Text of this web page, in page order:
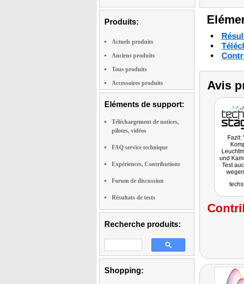
Produits:
Actuels produits
Anciens produits
Tous produits
Accessoires produits
Eléments de support:
Téléchargement de notices,
pilotes, vidéos
FAQ service technique
Expériences, Contributions
Forum de discussion
Résultats de tests
Recherche produits:
Shopping:
Avis
Fazit:
und
Test